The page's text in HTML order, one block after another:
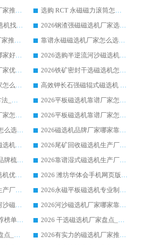
2026平板磁选机靠谱厂家推荐_ 华体会手机网页版-华体会(中国) 凭借良好口碑获得众多客户认可
选购 RCT 永磁磁力滚筒怎么选?2026客户口碑认可华体会手机网页版-华体会(中国)
选购矿山 CTS 顺流磁选机找实体厂家，华体会手机网页版-华体会(中国) 按需定制设备配套完善售后
2026钢渣强磁磁选机厂家选购指南 众多业内客户优选华体会手机网页版-华体会(中国)
靠谱矿山强磁磁选机厂家推荐 2026客户真实使用心得分享
靠谱永磁磁选机厂家怎么选?福建客户真实体验分享华体会手机网页版-华体会(中国) 品牌
2026磁选机生产厂家哪家好?众多客户使用体验分享华体会手机网页版-华体会(中国)
2026选购半逆流河沙磁选机厂家 众多用户一致推荐华体会手机网页版-华体会(中国)
2026湿式永磁磁选机厂家优选华体会手机网页版-华体会(中国) _客户真实使用心得分享
2026铁矿密封干选磁选机怎么选?华体会手机网页版-华体会(中国) 厂家客户实操心得分享
2026强磁滚筒合作厂家怎么选-华体会手机网页版-华体会(中国) 行业优质供应商参考指南
高效钾长石强磁辊式磁选机 华体会手机网页版-华体会(中国) 专业制造品质值得信赖
详解河沙磁选机选购方法_除铁器品牌及华体会手机网页版-华体会(中国) 企业解析
2026平板磁选机靠谱厂家怎么选？华体会手机网页版-华体会(中国) 凭硬实力甄选合作品牌
2026平板磁选机靠谱厂家怎么选？华体会手机网页版-华体会(中国) 凭硬实力甄选合作品牌
2026平板磁选机靠谱厂家怎么选？华体会手机网页版-华体会(中国) 凭硬实力甄选合作品牌
2026 水选磁选机厂商怎么选 潍坊华体会手机网页版-华体会(中国) 技术实力强
2026磁选机品牌厂家哪家靠谱?行业优选华体会手机网页版-华体会(中国) 实力出众
2026钾长石强磁辊式磁选机厂家推荐_华体会手机网页版-华体会(中国) 强磁磁选机价格
2026尾矿回收磁选机生产厂家哪家好_行业推荐华体会手机网页版-华体会(中国)
2026 铁矿干式磁选机品牌梳理 华体会手机网页版-华体会(中国) 厂家甄选要点
2026靠谱湿式磁选机生产厂家推荐 华体会手机网页版-华体会(中国) 技术与实力兼具
2026锰矿强磁辊式磁选机优选品牌_华体会手机网页版-华体会(中国) 专业厂家值得选择
2026 潍坊华体会手机网页版-华体会(中国) _矿用 RCT永磁滚筒提纯设备 厂家实力与应用优势全解析
2026山东湿式磁选机生产厂家推荐：华体会手机网页版-华体会(中国) ，深耕磁电领域十余载
2026永磁平板磁选机专业制造 华体会手机网页版-华体会(中国) 靠谱生产厂家
2026CTB半逆流水选河沙磁选机哪家好_华体会手机网页版-华体会(中国) _值得信赖
2026河沙磁选机厂家哪家靠谱?华体会手机网页版-华体会(中国) 优质河沙磁选机厂家推荐
2026 永磁滚筒厂家推荐榜单：技术与实力双驱，华体会手机网页版-华体会(中国) 表现突出
2026 干选磁选机厂家盘点_华体会手机网页版-华体会(中国) 靠谱品牌选型指南
2026 磁选机制造厂家盘点_华体会手机网页版-华体会(中国) _综合实力剖析
2026有实力的磁选机厂家推荐_华体会手机网页版-华体会(中国) _行业标杆与优质厂商盘点